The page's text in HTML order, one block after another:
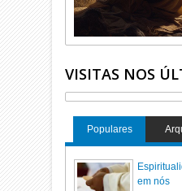
VISITAS NOS
Populares
em nós